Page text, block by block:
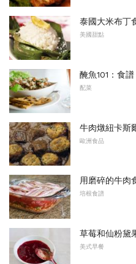
泰國大米布丁
美國甜點
醃魚101：食
配菜
牛肉燉紐卡斯
歐洲食品
用磨碎的牛肉
培根食譜
草莓和仙粉黛
美式早餐